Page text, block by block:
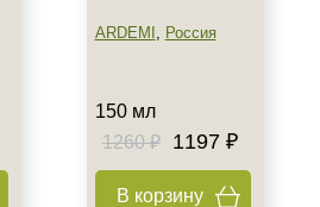
ARDEMI , Россия
150 мл
1260 ₽
1197 ₽
В корзину